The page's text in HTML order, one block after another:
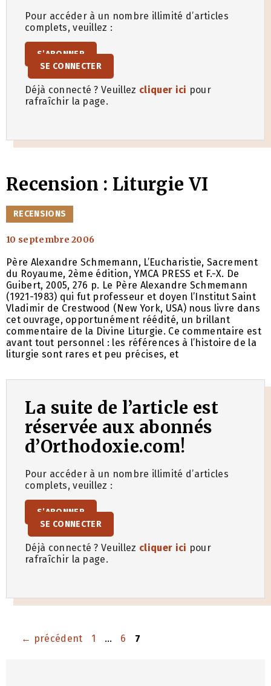
Pour accéder à un nombre illimité d’articles
complets, veuillez :
S’ABONNER
SE CONNECTER
Déjà connecté ? Veuillez cliquer ici pour
rafraîchir la page.
Recension : Liturgie VI
CATÉGORIES
RECENSIONS
10 septembre 2006
Père Alexandre Schmemann, L’Eucharistie, Sacrement
du Royaume, 2ème édition, YMCA PRESS et F.-X. De
Guibert, 2005, 276 p. Le Père Alexandre Schmemann
(1921-1983) qui fut professeur et doyen l’Institut Saint
Vladimir de Crestwood (New York, USA) nous livre dans
cet ouvrage, opportunément réédité, un brillant
commentaire de la Divine Liturgie. Ce commentaire est
avant tout personnel : les références à l’histoire de la
liturgie sont rares et peu précises, et
La suite de l’article est
réservée aux abonnés
d’Orthodoxie.com!
Pour accéder à un nombre illimité d’articles
complets, veuillez :
S’ABONNER
SE CONNECTER
Déjà connecté ? Veuillez cliquer ici pour
rafraîchir la page.
← précédent Page
1 … Page
6 Page
7